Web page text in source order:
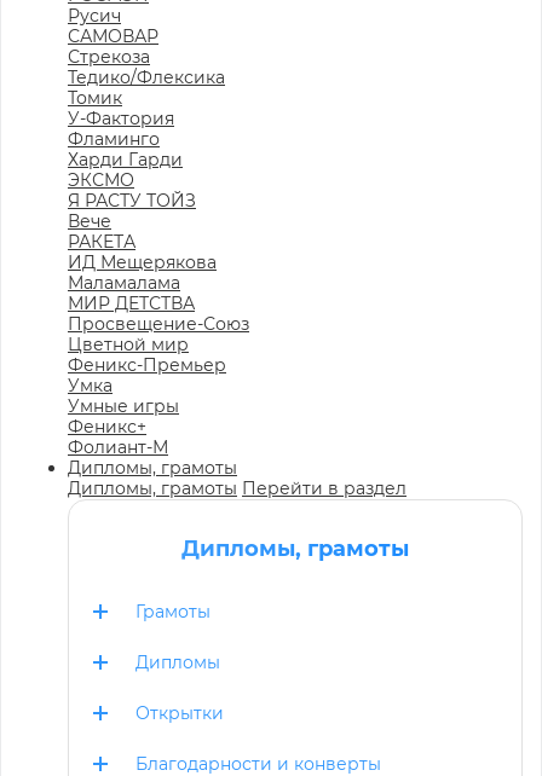
Русич
САМОВАР
Стрекоза
Тедико/Флексика
Томик
У-Фактория
Фламинго
Харди Гарди
ЭКСМО
Я РАСТУ ТОЙЗ
Вече
РАКЕТА
ИД Мещерякова
Маламалама
МИР ДЕТСТВА
Просвещение-Союз
Цветной мир
Феникс-Премьер
Умка
Умные игры
Феникс+
Фолиант-М
Дипломы, грамоты
Дипломы, грамоты Перейти в раздел
Дипломы, грамоты
Грамоты
Дипломы
Открытки
Благодарности и конверты